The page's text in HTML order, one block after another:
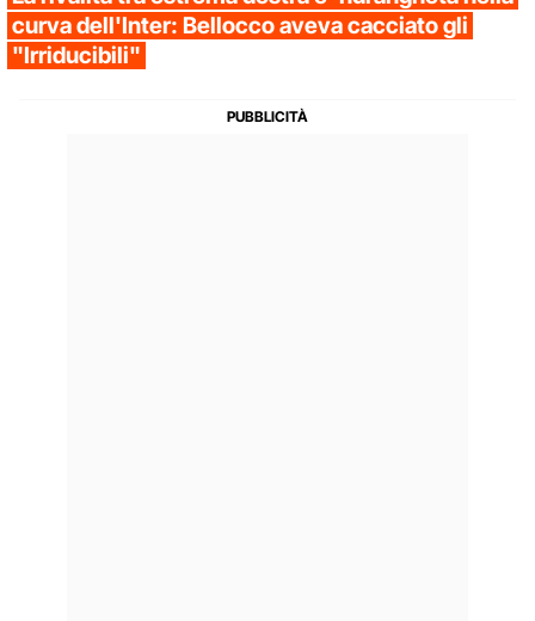
curva dell'Inter: Bellocco aveva cacciato gli
"Irriducibili"